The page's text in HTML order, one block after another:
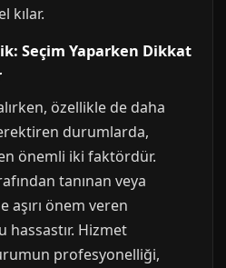
kılar.
Seçim Yaparken Dikkat
özellikle de daha
durumlarda,
önemli iki faktördür.
tanınan veya
aşırı önem veren
Hizmet
profesyonelliği,